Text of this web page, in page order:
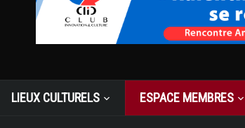
LIEUX CULTURELS ESPACE MEMBRES